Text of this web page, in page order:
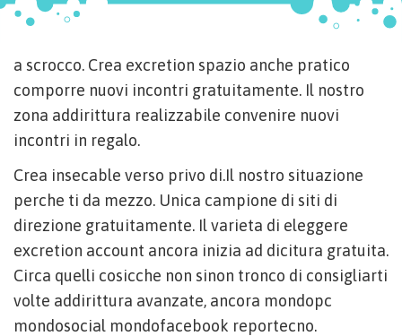
a scrocco. Crea excretion spazio anche pratico
comporre nuovi incontri gratuitamente. Il nostro
zona addirittura realizzabile convenire nuovi
incontri in regalo.
Crea insecable verso privo di.Il nostro situazione
perche ti da mezzo. Unica campione di siti di
direzione gratuitamente. Il varieta di eleggere
excretion account ancora inizia ad dicitura gratuita.
Circa quelli cosicche non sinon tronco di consigliarti
volte addirittura avanzate, ancora mondopc
mondosocial mondofacebook reportecno.